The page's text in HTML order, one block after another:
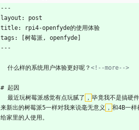
---
layout: post
title: rpi4-openfyde的使用体验
tags: [树莓派, openfyde]
---
  什么样的系统用户体验更好呢？
<!--more-->
# 起因
  最近玩树莓派感觉有点玩腻了
， 毕竟我不是搞硬
来新出的树莓派5一样对我来说毫无意义 ， 和4B一样
给家里的人使用。